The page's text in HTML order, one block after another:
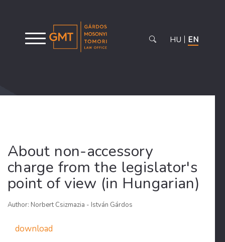
HU EN
About non-accessory
charge from the legislator's
point of view (in Hungarian)
Author: Norbert Csizmazia - István Gárdos
download